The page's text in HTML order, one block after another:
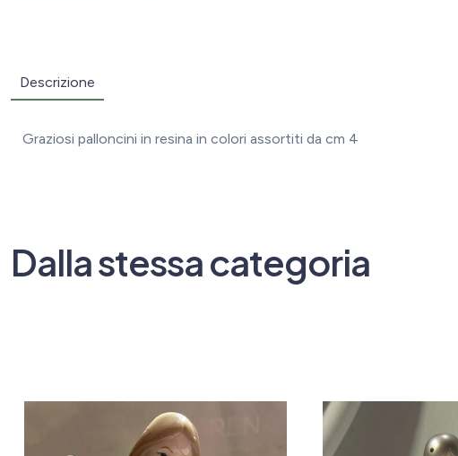
Descrizione
Graziosi palloncini in resina in colori assortiti da cm 4
Dalla stessa categoria